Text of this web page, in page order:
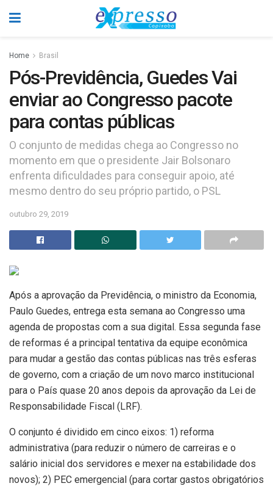
Home Brasil
Pós-Previdência, Guedes Vai
enviar ao Congresso pacote
para contas públicas
O conjunto de medidas chega ao Congresso no
momento em que o presidente Jair Bolsonaro
enfrenta dificuldades para conseguir apoio, até
mesmo dentro do seu próprio partido, o PSL
outubro 29, 2019
Após a aprovação da Previdência, o ministro da Economia,
Paulo Guedes, entrega esta semana ao Congresso uma
agenda de propostas com a sua digital. Essa segunda fase
de reformas é a principal tentativa da equipe econômica
para mudar a gestão das contas públicas nas três esferas
de governo, com a criação de um novo marco institucional
para o País quase 20 anos depois da aprovação da Lei de
Responsabilidade Fiscal (LRF).
O conjunto é dividido em cinco eixos: 1) reforma
administrativa (para reduzir o número de carreiras e o
salário inicial dos servidores e mexer na estabilidade dos
novos); 2) PEC emergencial (para cortar gastos obrigatórios